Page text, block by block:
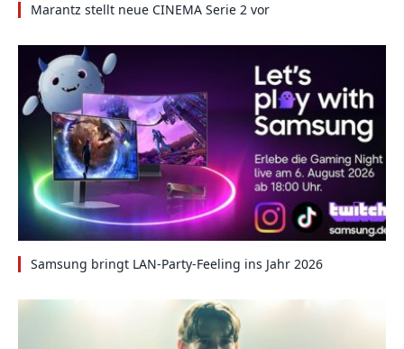
Marantz stellt neue CINEMA Serie 2 vor
Samsung bringt LAN-Party-Feeling ins Jahr 2026